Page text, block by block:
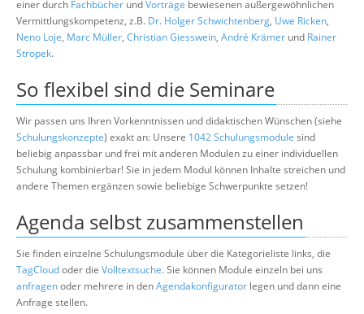
einer durch Fachbücher undVorträge bewiesenen außergewöhnlichen
Vermittlungskompetenz, z.B. Dr. Holger Schwichtenberg, Uwe Ricken,
Neno Loje, Marc Müller, Christian Giesswein, André Krämer und Rainer
Stropek.
So flexibel sind die Seminare
Wir passen uns Ihren Vorkenntnissen und didaktischen Wünschen (siehe
Schulungskonzepte) exakt an: Unsere 1042 Schulungsmodule sind
beliebig anpassbar und frei mit anderen Modulen zu einer individuellen
Schulung kombinierbar! Sie in jedem Modul können Inhalte streichen und
andere Themen ergänzen sowie beliebige Schwerpunkte setzen!
Agenda selbst zusammenstellen
Sie finden einzelne Schulungsmodule über die Kategorieliste links, die
TagCloudoder die Volltextsuche. Sie können Module einzeln bei uns
anfragenoder mehrere in denAgendakonfigurator legen und dann eine
Anfrage stellen.